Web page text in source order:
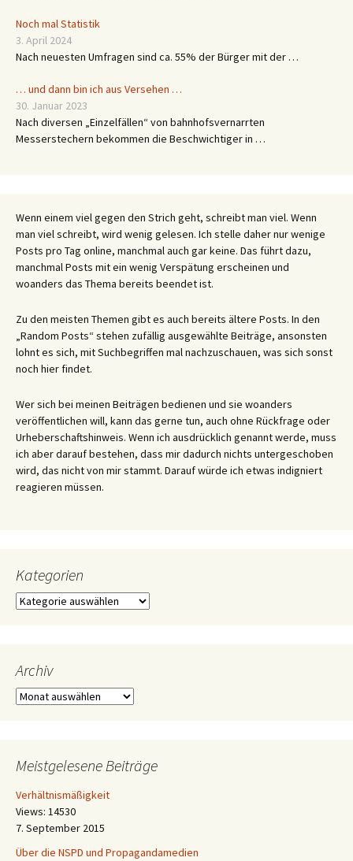
Noch mal Statistik
3. April 2024
Nach neuesten Umfragen sind ca. 55% der Bürger mit der …
… und dann bin ich aus Versehen …
30. Januar 2023
Nach diversen „Einzelfällen“ von bahnhofsvernarrten
Messerstechern bekommen die Beschwichtiger in …
Wenn einem viel gegen den Strich geht, schreibt man viel. Wenn
man viel schreibt, wird wenig gelesen. Ich stelle daher nur wenige
Posts pro Tag online, manchmal auch gar keine. Das führt dazu,
manchmal Posts mit ein wenig Verspätung erscheinen und
woanders das Thema bereits beendet ist.
Zu den meisten Themen gibt es auch bereits ältere Posts. In den
„Random Posts“ stehen zufällig ausgewählte Beiträge, ansonsten
lohnt es sich, mit Suchbegriffen mal nachzuschauen, was sich sonst
noch hier findet.
Wer sich bei meinen Beiträgen bedienen und sie woanders
veröffentlichen will, kann das gerne tun, auch ohne Rückfrage oder
Urheberschaftshinweis. Wenn ich ausdrücklich genannt werde, muss
ich aber darauf bestehen, dass mir dadurch nichts untergeschoben
wird, das nicht von mir stammt. Darauf würde ich etwas indigniert
reagieren müssen.
Kategorien
Kategorien
Archiv
Archiv
Meistgelesene Beiträge
Verhältnismäßigkeit
Views: 14530
7. September 2015
Über die NSPD und Propagandamedien